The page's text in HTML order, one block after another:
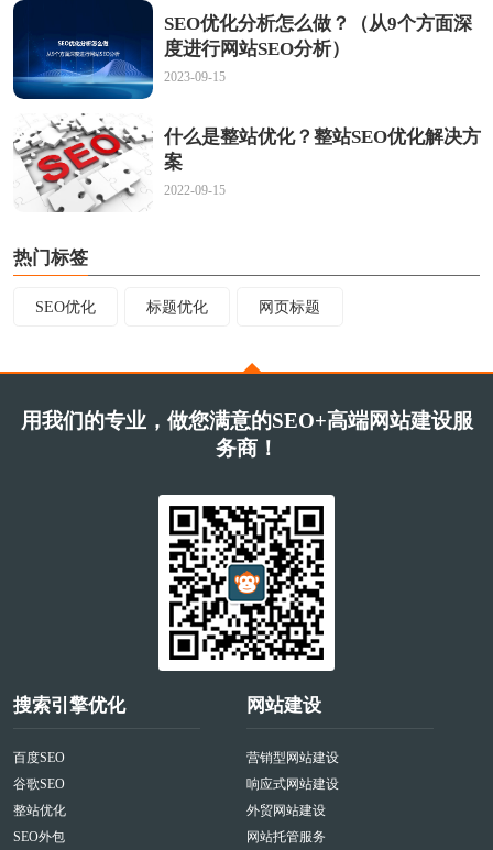
SEO优化分析怎么做？（从9个方面深
度进行网站SEO分析）
2023-09-15
什么是整站优化？整站SEO优化解决方
案
2022-09-15
热门标签
SEO优化 标题优化 网页标题
用我们的专业，做您满意的SEO+高端网站建设服
务商！
搜索引擎优化
百度SEO
谷歌SEO
整站优化
SEO外包
网站建设
营销型网站建设
响应式网站建设
外贸网站建设
网站托管服务